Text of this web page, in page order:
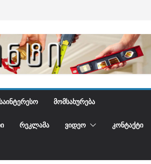
ᲡᲐᲘᲜᲢᲔᲠᲔᲡᲝ ᲛᲝᲛᲡᲐᲮᲣᲠᲔᲑᲐ
ᲠᲔᲙᲚᲐᲛᲐ ᲕᲘᲓᲔᲝ ᲙᲝᲜᲢᲐᲥᲢᲘ